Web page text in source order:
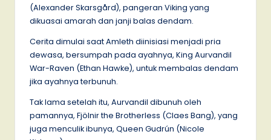
(Alexander Skarsgård), pangeran Viking yang
dikuasai amarah dan janji balas dendam.
Cerita dimulai saat Amleth diinisiasi menjadi pria
dewasa, bersumpah pada ayahnya, King Aurvandil
War-Raven (Ethan Hawke), untuk membalas dendam
jika ayahnya terbunuh.
Tak lama setelah itu, Aurvandil dibunuh oleh
pamannya, Fjölnir the Brotherless (Claes Bang), yang
juga menculik ibunya, Queen Gudrún (Nicole